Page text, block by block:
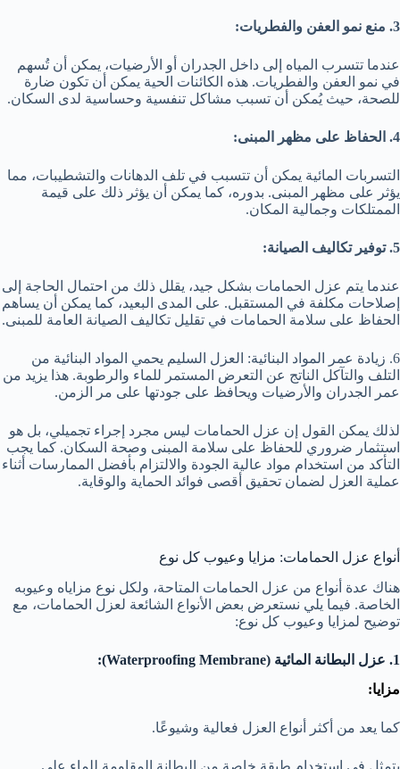
3. منع نمو العفن والفطريات:
عندما تتسرب المياه إلى داخل الجدران أو الأرضيات، يمكن أن تُسهم
في نمو العفن والفطريات. هذه الكائنات الحية يمكن أن تكون ضارة
للصحة، حيث يُمكن أن تسبب مشاكل تنفسية وحساسية لدى السكان.
4. الحفاظ على مظهر المبنى:
التسربات المائية يمكن أن تتسبب في تلف الدهانات والتشطيبات، مما
يؤثر على مظهر المبنى. بدوره، كما يمكن أن يؤثر ذلك على قيمة
الممتلكات وجمالية المكان.
5. توفير تكاليف الصيانة:
عندما يتم عزل الحمامات بشكل جيد، يقلل ذلك من احتمال الحاجة إلى
إصلاحات مكلفة في المستقبل. على المدى البعيد، كما يمكن أن يساهم
الحفاظ على سلامة الحمامات في تقليل تكاليف الصيانة العامة للمبنى.
6. زيادة عمر المواد البنائية: العزل السليم يحمي المواد البنائية من
التلف والتآكل الناتج عن التعرض المستمر للماء والرطوبة. هذا يزيد من
عمر الجدران والأرضيات ويحافظ على جودتها على مر الزمن.
لذلك يمكن القول إن عزل الحمامات ليس مجرد إجراء تجميلي، بل هو
استثمار ضروري للحفاظ على سلامة المبنى وصحة السكان. كما يجب
التأكد من استخدام مواد عالية الجودة والالتزام بأفضل الممارسات أثناء
عملية العزل لضمان تحقيق أقصى فوائد الحماية والوقاية.
أنواع عزل الحمامات: مزايا وعيوب كل نوع
هناك عدة أنواع من عزل الحمامات المتاحة، ولكل نوع مزاياه وعيوبه
الخاصة. فيما يلي نستعرض بعض الأنواع الشائعة لعزل الحمامات، مع
توضيح لمزايا وعيوب كل نوع:
1. عزل البطانة المائية (Waterproofing Membrane):
مزايا:
كما يعد من أكثر أنواع العزل فعالية وشيوعًا.